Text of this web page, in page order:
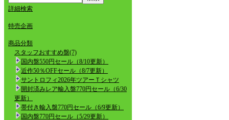
詳細検索
特売企画
商品分類
スタッフおすすめ盤(7)
国内盤550円セール（8/10更新）
近作50％OFFセール（8/7更新）
サントロフィ2026年ツアーＴシャツ
開封済みレア輸入盤770円セール（6/30
更新）
帯付き輸入盤770円セール（6/9更新）
国内盤770円セール（5/29更新）